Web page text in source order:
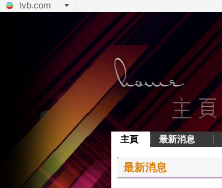
tvb.com
主頁 最新消息
最新消息